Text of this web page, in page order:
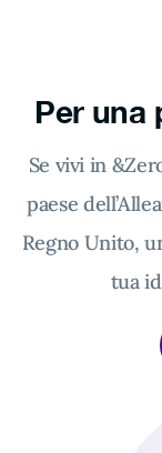
Per una
Se vivi in
paese
Regno Unito,
tua